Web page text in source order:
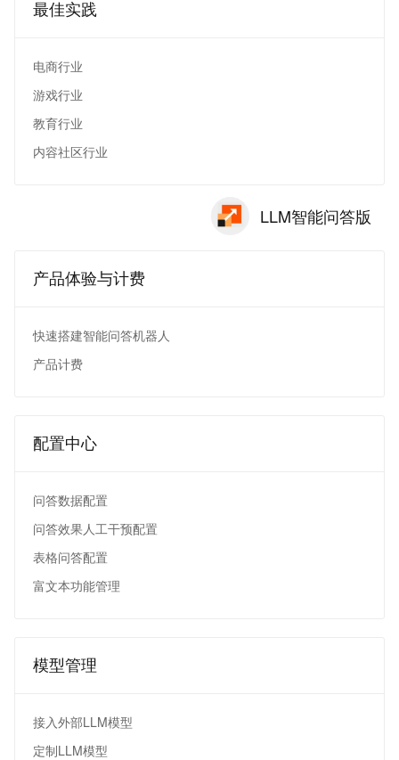
最佳实践
电商行业
游戏行业
教育行业
内容社区行业
LLM智能问答版
产品体验与计费
快速搭建智能问答机器人
产品计费
配置中心
问答数据配置
问答效果人工干预配置
表格问答配置
富文本功能管理
模型管理
接入外部LLM模型
定制LLM模型